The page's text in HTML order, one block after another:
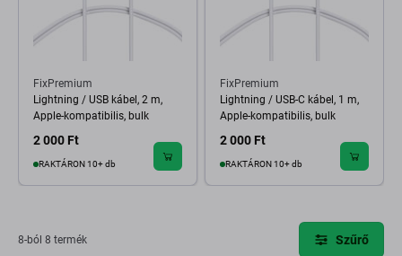
FixPremium
Lightning / USB kábel, 2 m,
Apple-kompatibilis, bulk
2 000 Ft
RAKTÁRON 10+ db
FixPremium
Lightning / USB-C kábel, 1 m,
Apple-kompatibilis, bulk
2 000 Ft
RAKTÁRON 10+ db
8-ból 8 termék Szűrő